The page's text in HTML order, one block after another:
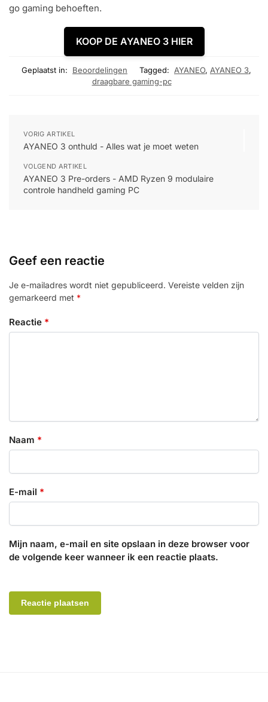
go gaming behoeften.
KOOP DE AYANEO 3 HIER
Geplaatst in: Beoordelingen Tagged: AYANEO, AYANEO 3,
draagbare gaming-pc
VORIG ARTIKEL
AYANEO 3 onthuld - Alles wat je moet weten
VOLGEND ARTIKEL
AYANEO 3 Pre-orders - AMD Ryzen 9 modulaire
controle handheld gaming PC
Geef een reactie
Je e-mailadres wordt niet gepubliceerd. Vereiste velden zijn
gemarkeerd met *
Reactie *
Naam *
E-mail *
Mijn naam, e-mail en site opslaan in deze browser voor
de volgende keer wanneer ik een reactie plaats.